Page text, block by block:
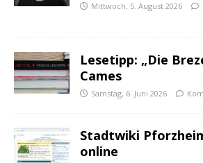
Mittwoch, 5. August 2026
Lesetipp: „Die
Cames
Samstag, 6. Juni 2026
Stadtwiki
online